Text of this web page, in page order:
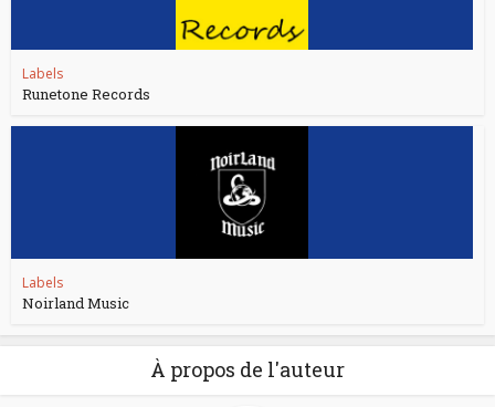
Labels
Runetone Records
Labels
Noirland Music
À propos de l'auteur